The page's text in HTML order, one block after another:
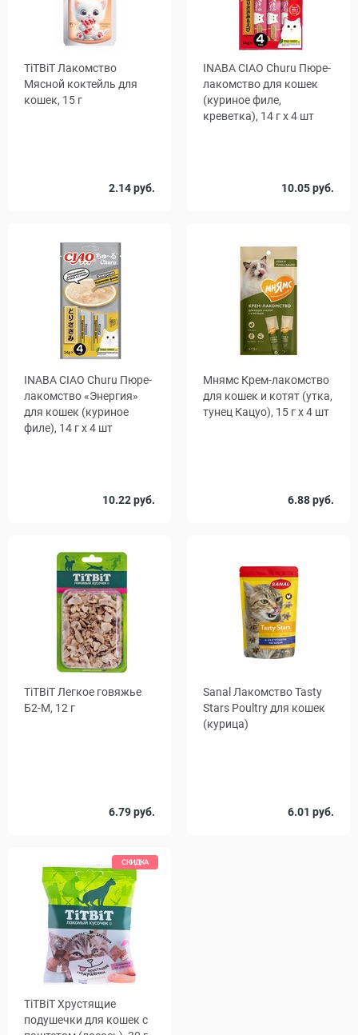
TiTBiT Лакомство
Мясной коктейль для
кошек, 15 г
2.14 руб.
1 14
INABA CIAO Churu Пюре-
лакомство для кошек
(куриное филе,
креветка), 14 г x 4 шт
10.05 руб.
1 48
INABA CIAO Churu Пюре-
лакомство «Энергия»
для кошек (куриное
филе), 14 г x 4 шт
10.22 руб.
1 48
Мнямс Крем-лакомство
для кошек и котят (утка,
тунец Кацуо), 15 г х 4 шт
6.88 руб.
TiTBiT Легкое говяжье
Б2-M, 12 г
6.79 руб.
Sanal Лакомство Tasty
Stars Poultry для кошек
(курица)
6.01 руб.
40
СКИДКА
TiTBiT Хрустящие
подушечки для кошек с